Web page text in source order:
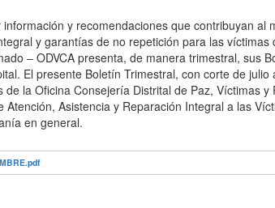
y recomendaciones que contribuyan
y garantías de no repetición para las
– ODVCA presenta, de manera trimestral, sus
El presente Boletín Trimestral, con corte de
la Oficina Consejería Distrital de Paz, Víctimas
Asistencia y Reparación Integral a las
en general.